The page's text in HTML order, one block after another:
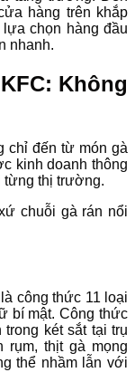
hàng trên khắp
chọn hàng đầu
nhanh.
Không
chỉ đến từ món gà
kinh doanh thông
từng thị trường.
công thức 11 loại
bí mật. Công thức
két sắt tại trụ
rụm, thịt gà mọng
thể nhầm lẫn với